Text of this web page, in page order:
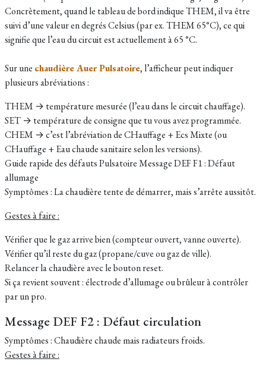
Concrètement, quand le tableau de bord indique THEM, il va être
suivi d’une valeur en degrés Celsius (par ex. THEM 65°C), ce qui
signifie que l’eau du circuit est actuellement à 65 °C.
Sur une chaudière Auer Pulsatoire, l’afficheur peut indiquer
plusieurs abréviations :
THEM → température mesurée (l’eau dans le circuit chauffage).
SET → température de consigne que tu vous avez programmée.
CHEM → c’est l’abréviation de CHauffage + Ecs Mixte (ou
CHauffage + Eau chaude sanitaire selon les versions).
Guide rapide des défauts Pulsatoire Message DEF F1 : Défaut
allumage
Symptômes : La chaudière tente de démarrer, mais s’arrête aussitôt.
Gestes à faire :
Vérifier que le gaz arrive bien (compteur ouvert, vanne ouverte).
Vérifier qu’il reste du gaz (propane/cuve ou gaz de ville).
Relancer la chaudière avec le bouton reset.
Si ça revient souvent : électrode d’allumage ou brûleur à contrôler
par un pro.
Message DEF F2 : Défaut circulation
Symptômes : Chaudière chaude mais radiateurs froids.
Gestes à faire :